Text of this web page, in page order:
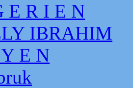
E R I E N
IBRAHIM
E N